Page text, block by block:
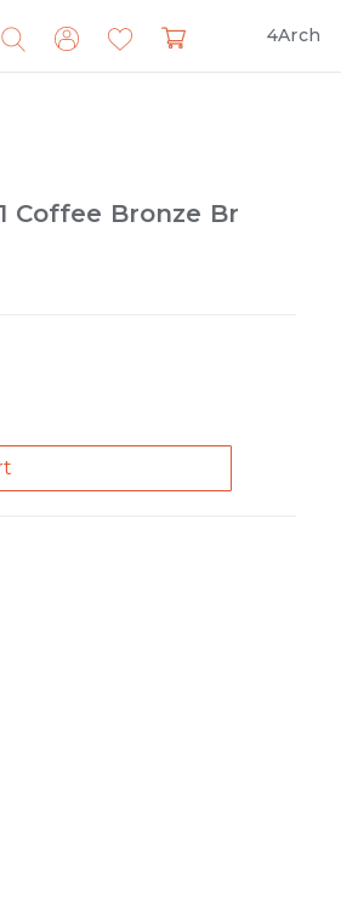
4Arch
Search
for:
Coffee Bronze Br